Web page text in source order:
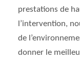
prestations de
l’intervention,
de
donner le